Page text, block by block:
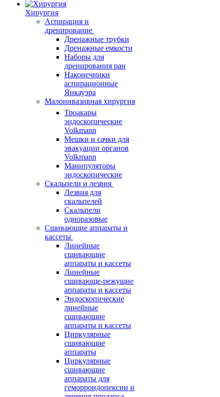
Хирургия
Аспирация и
дренирование
Дренажные трубки
Дренажные емкости
Наборы для
дренирования ран
Наконечники
аспирационные
Янкауэра
Малоинвазивная хирургия
Троакары
эндоскопические
Volkmann
Мешки и сачки для
эвакуации органов
Volkmann
Манипуляторы
эндоскопические
Скальпели и лезвия
Лезвия для
скальпелей
Скальпели
одноразовые
Сшивающие аппараты и
кассеты
Линейные
сшивающие
аппараты и кассеты
Линейные
сшивающе-режущие
аппараты и кассеты
Эндоскопические
линейные
сшивающие
аппараты и кассеты
Циркулярные
сшивающие
аппараты
Циркулярные
сшивающие
аппараты для
геморроидопексии и